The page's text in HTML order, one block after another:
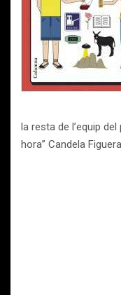
la resta de l’equip
hora” Candela